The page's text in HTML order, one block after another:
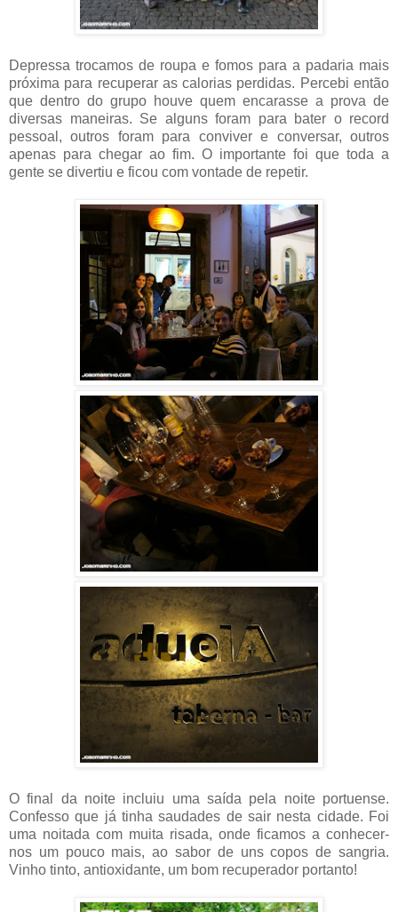
Depressa trocamos de roupa e fomos para a padaria mais
próxima para recuperar as calorias perdidas. Percebi então
que dentro do grupo houve quem encarasse a prova de
diversas maneiras. Se alguns foram para bater o record
pessoal, outros foram para conviver e conversar, outros
apenas para chegar ao fim. O importante foi que toda a
gente se divertiu e ficou com vontade de repetir.
O final da noite incluiu uma saída pela noite portuense.
Confesso que já tinha saudades de sair nesta cidade. Foi
uma noitada com muita risada, onde ficamos a conhecer-
nos um pouco mais, ao sabor de uns copos de sangria.
Vinho tinto, antioxidante, um bom recuperador portanto!